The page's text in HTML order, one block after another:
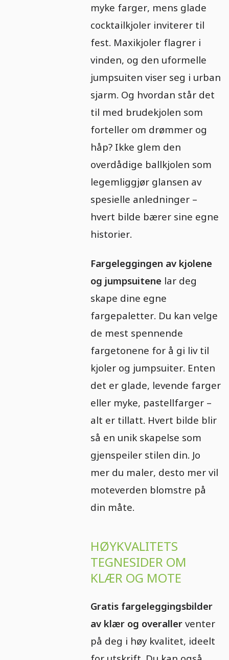
myke farger, mens glade
cocktailkjoler inviterer til
fest. Maxikjoler flagrer i
vinden, og den uformelle
jumpsuiten viser seg i urban
sjarm. Og hvordan står det
til med brudekjolen som
forteller om drømmer og
håp? Ikke glem den
overdådige ballkjolen som
legemliggjør glansen av
spesielle anledninger –
hvert bilde bærer sine egne
historier.
Fargeleggingen av kjolene
og jumpsuitene lar deg
skape dine egne
fargepaletter. Du kan velge
de mest spennende
fargetonene for å gi liv til
kjoler og jumpsuiter. Enten
det er glade, levende farger
eller myke, pastellfarger –
alt er tillatt. Hvert bilde blir
så en unik skapelse som
gjenspeiler stilen din. Jo
mer du maler, desto mer vil
moteverden blomstre på
din måte.
HØYKVALITETS
TEGNESIDER OM
KLÆR OG MOTE
Gratis fargeleggingsbilder
av klær og overallerventer
på deg i høy kvalitet, ideelt